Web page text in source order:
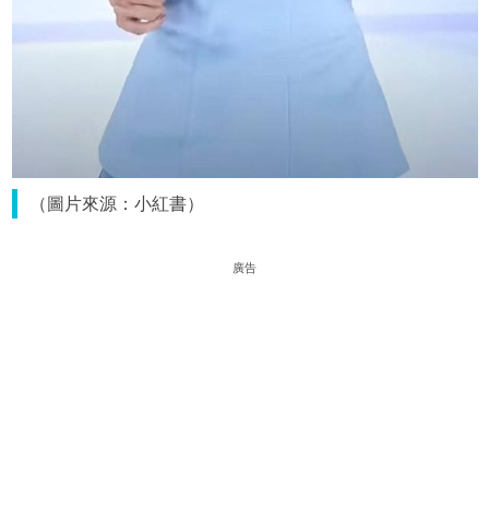
（圖片來源：小紅書）
廣告